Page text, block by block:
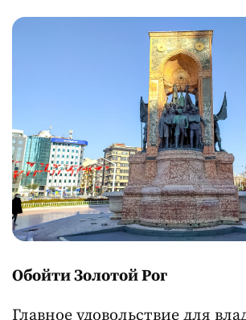
Обойти Золотой Рог
Главное удовольствие для